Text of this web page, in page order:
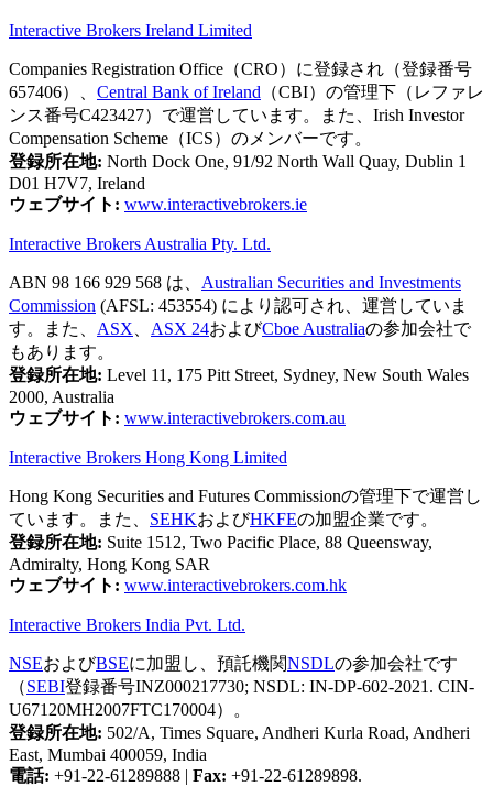
Interactive Brokers Ireland Limited
Companies Registration Office（CRO）に登録され（登録番号
657406）、 Central Bank of Ireland （CBI）の管理下（レファレ
ンス番号C423427）で運営しています。また、Irish Investor
Compensation Scheme（ICS）のメンバーです。
登録所在地: North Dock One, 91/92 North Wall Quay, Dublin 1
D01 H7V7, Ireland
ウェブサイト: www.interactivebrokers.ie
Interactive Brokers Australia Pty. Ltd.
ABN 98 166 929 568 は、 Australian Securities and Investments
Commission (AFSL: 453554) により認可され、運営していま
す。また、 ASX ASX 24およびCboe Australiaの参加会社で
もあります。
登録所在地: Level 11, 175 Pitt Street, Sydney, New South Wales
2000, Australia
ウェブサイト: www.interactivebrokers.com.au
Interactive Brokers Hong Kong Limited
Hong Kong Securities and Futures Commissionの管理下で運営し
ています。また、 SEHKおよびHKFEの加盟企業です。
登録所在地: Suite 1512, Two Pacific Place, 88 Queensway,
Admiralty, Hong Kong SAR
ウェブサイト: www.interactivebrokers.com.hk
Interactive Brokers India Pvt. Ltd.
NSEおよびBSEに加盟し、預託機関NSDLの参加会社です
（SEBI登録番号INZ000217730; NSDL: IN-DP-602-2021. CIN-
U67120MH2007FTC170004）。
登録所在地: 502/A, Times Square, Andheri Kurla Road, Andheri
East, Mumbai 400059, India
電話: +91-22-61289888 | Fax: +91-22-61289898.